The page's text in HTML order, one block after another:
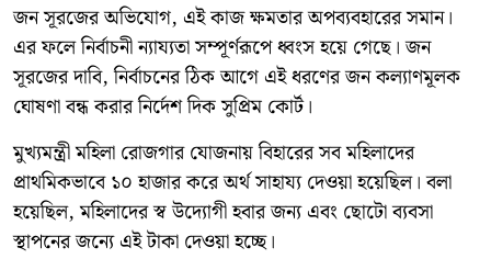
জন সূরজের অভিযোগ, এই কাজ ক্ষমতার অপব্যবহারের সমান।
এর ফলে নির্বাচনী ন্যায্যতা সম্পূর্ণরূপে ধ্বংস হয়ে গেছে। জন
সূরজের দাবি, নির্বাচনের ঠিক আগে এই ধরণের জন কল্যাণমূলক
ঘোষণা বন্ধ করার নির্দেশ দিক সুপ্রিম কোর্ট।
মুখ্যমন্ত্রী মহিলা রোজগার যোজনায় বিহারের সব মহিলাদের
প্রাথমিকভাবে ১০ হাজার করে অর্থ সাহায্য দেওয়া হয়েছিল। বলা
হয়েছিল, মহিলাদের স্ব উদ্যোগী হবার জন্য এবং ছোটো ব্যবসা
স্থাপনের জন্যে এই টাকা দেওয়া হচ্ছে।